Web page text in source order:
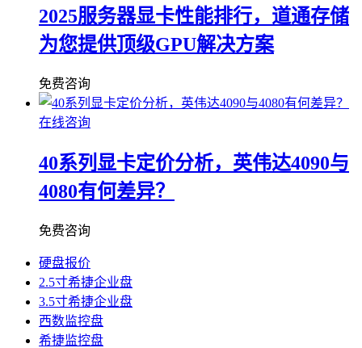
2025服务器显卡性能排行，道通存储
为您提供顶级GPU解决方案
免费咨询
在线咨询
40系列显卡定价分析，英伟达4090与
4080有何差异？
免费咨询
硬盘报价
2.5寸希捷企业盘
3.5寸希捷企业盘
西数监控盘
希捷监控盘